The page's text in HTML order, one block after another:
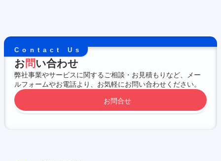
Contact Us
お問い合わせ
弊社事業やサービスに関するご相談・お見積もりなど、メー
ルフォームやお電話より、お気軽にお問い合わせください。
お問合せ